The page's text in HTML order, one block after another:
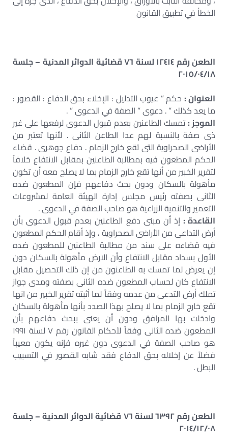
الخطأ في تطبيق القانون
الطعن رقم ١٢٤١٤ لسنة ٧٦ قضائية الدوائر المدنية – جلسة
٢٠١٥/٠٤/١٨
العنوان :حكم ” عيوب التدليل : الإخلاء بحق الدفاع : القصور :
ما يعد كذلك ” . دعوى ” الصفة في الدعوى ” .
الموجز :تمسك الطاعنين بعدم قبول الدعوى لرفعها على غير
ذى صفة بالنسبة لهم عدا الطاعن الثانى . لأنها تعتبر من
الأراضى الصحراوية التى تقع خارج الزمام . دفاع جوهرى . قضاء
الحكم المطعون فيه بمطالبة الطاعنين بمقابل الانتفاع خلافاً
لتقرير الخبير من أنها تقع خارج الزمام بما لا يصلح معه أن تكون
مأهولة بالسكان ودون بحث دفاعهم فإن المطعون ضده
الثانى بصفته رئيس مجلس إدارة الهيئة العامة لمشروعات
التعمير والتنمية الزراعية هو صاحب الصفة في الدعوى .
القاعدة : إذ أن مبنى دفع الطاعنين بعدم قبول الدعوى بأن
أرض التداعى من الأراضى الصحراوية ، وإذ أقام الحكم المطعون
فيه قضاءه على سند من مطالبة الطاعنين للمطعون ضده
الأول بسداد مقابل الانتفاع وأن الارض مأهولة بالسكان دون
إن يعرض لما تمسك به الطاعنون من إن ذلك التحصيل مقابل
الانتفاع كان لحساب المطعون ضده الثانى بصفته ومدى جواز
تملك أرض التدعى من عدمه وفقاً لما أثبته تقرير الخبير من انها
تقع خارج الزمام بما لا يصلح بهذا الصدد بأنها مأهولة بالسكان
وادخلت بها المرافق ودون أن يعنى ببحث دفاعهم بأن
المطعون ضده الثانى وفقاً لأحكام القانون رقم ٧ لسنة ١٩٩١
هو صاحب الصفة في الدعوى دون غيره فإنه يكون معيباً
فضلاً عن إخلاله بحق الدفاع فقد شابه القصور في التسبيب
البطل .
الطعن رقم ٦٣٩٢ لسنة ٧٦ قضائية الدوائر المدنية – جلسة
٢٠١٤/١٢/٠٨